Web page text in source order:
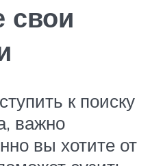
свои
к поиску
важно
вы хотите от